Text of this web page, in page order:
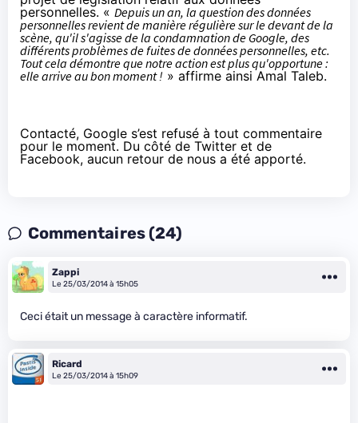
personnelles. « Depuis un an, la question des données
personnelles revient de manière régulière sur le devant de la
scène, qu'il s'agisse de la condamnation de Google, des
différents problèmes de fuites de données personnelles, etc.
Tout cela démontre que notre action est plus qu'opportune :
elle arrive au bon moment ! » affirme ainsi Amal Taleb.
Contacté, Google s’est refusé à tout commentaire
pour le moment. Du côté de Twitter et de
Facebook, aucun retour de nous a été apporté.
Commentaires (24)
Zappi
Le 25/03/2014 à 15h05
Ceci était un message à caractère informatif.
Ricard
Le 25/03/2014 à 15h09